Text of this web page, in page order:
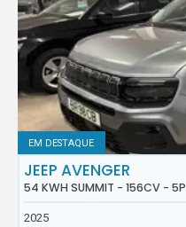
EM DESTAQUE
JEEP AVENGER
54 KWH SUMMIT - 156CV - 5P
2025